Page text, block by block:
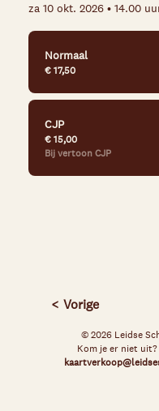
za 10 okt. 2026 • 14.00
Normaal
€ 17,50
CJP
€ 15,00
Bij vertoon CJP
Vorige
© 2026 Leidse
Kom je er niet